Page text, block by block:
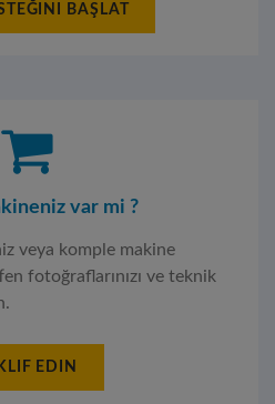
BAŞLAT
var mi ?
veya komple makine
fotoğraflarınızı ve teknik
EDIN